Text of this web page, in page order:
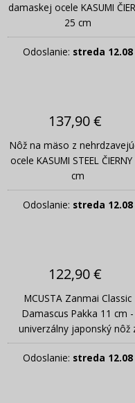
damaskej ocele KASUMI
25 cm
Odoslanie: streda 12.08
137,90 €
Nôž na mäso z
ocele KASUMI STEEL
cm
Odoslanie: streda 12.08
122,90 €
MCUSTA Zanmai Classic
Damascus Pakka 11 cm -
univerzálny japonský nôž
damaskovej ocele
Odoslanie: streda 12.08